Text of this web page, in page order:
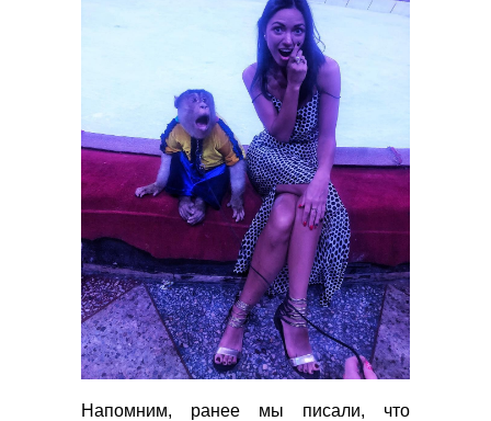
Напомним, ранее мы писали, что